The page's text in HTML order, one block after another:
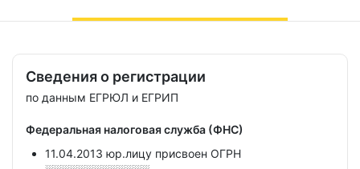
Сведения о регистрации
по данным ЕГРЮЛ и ЕГРИП
Федеральная налоговая служба (ФНС)
11.04.2013 юр.лицу присвоен ОГРН